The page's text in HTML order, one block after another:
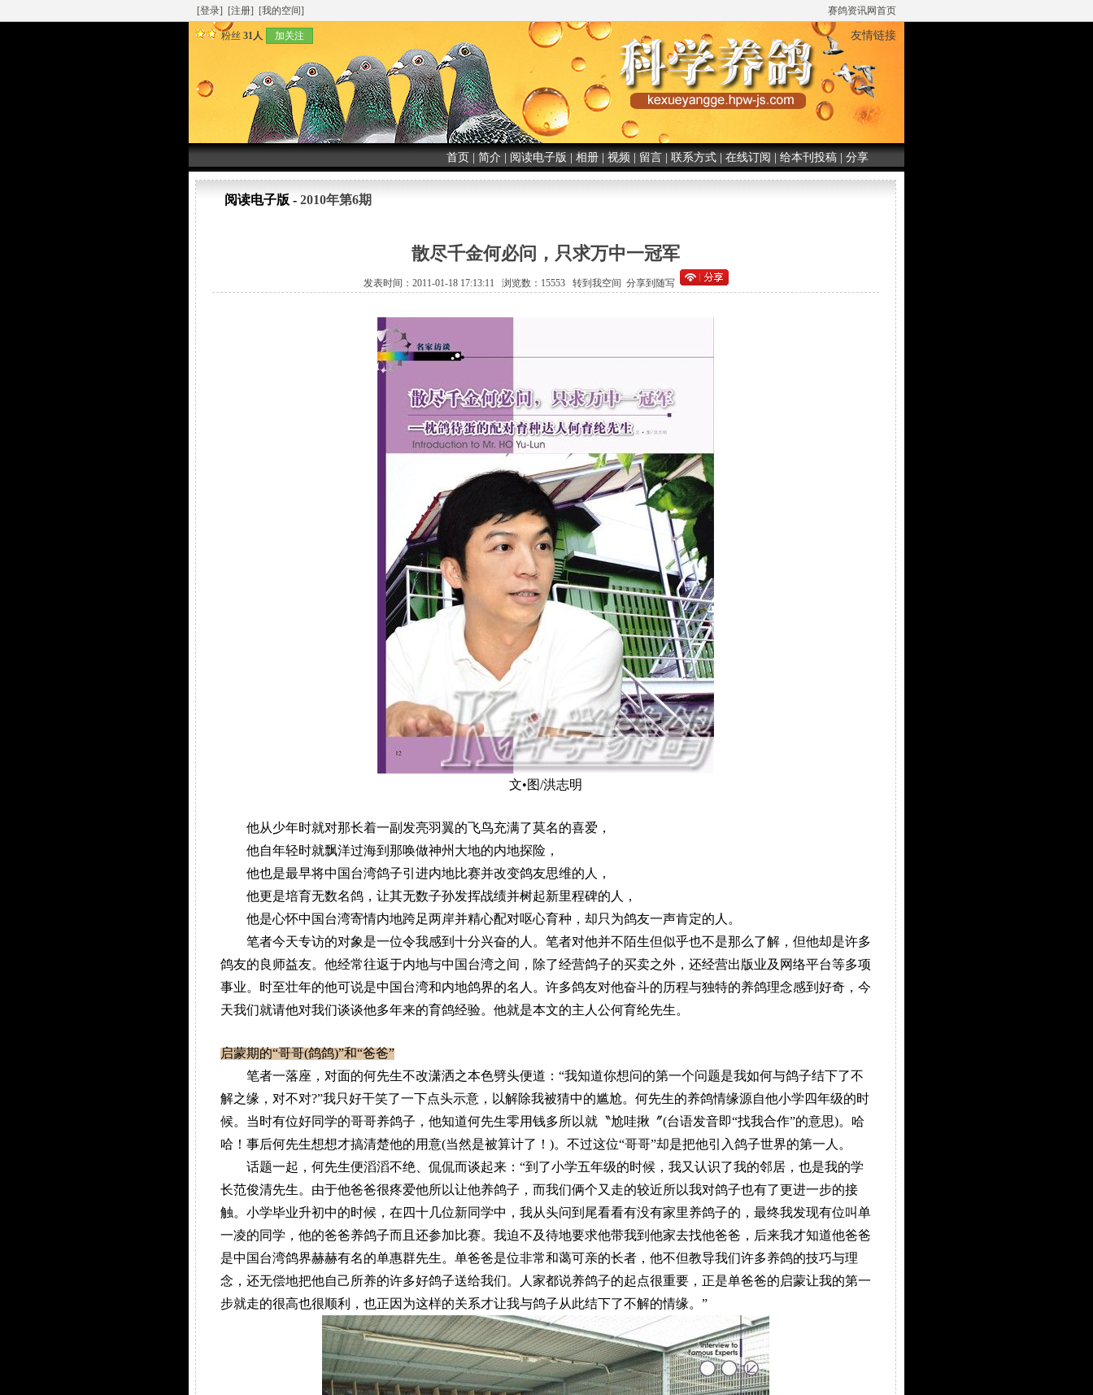
[登录] [注册] [我的空间] 赛鸽资讯网首页
粉丝 31人 加关注 友情链接
首页 简介 阅读电子版 相册 视频 留言 联系方式 在线订阅 给本刊投稿 分享
阅读电子版 - 2010年第6期
散尽千金何必问，只求万中一冠军
发表时间：2011-01-18 17:13:11 浏览数：15553 转到我空间 分享到随写
文•图/洪志明
他从少年时就对那长着一副发亮羽翼的飞鸟充满了莫名的喜爱，
他自年轻时就飘洋过海到那唤做神州大地的内地探险，
他也是最早将中国台湾鸽子引进内地比赛并改变鸽友思维的人，
他更是培育无数名鸽，让其无数子孙发挥战绩并树起新里程碑的人，
他是心怀中国台湾寄情内地跨足两岸并精心配对呕心育种，却只为鸽友一声肯定的人。
笔者今天专访的对象是一位令我感到十分兴奋的人。笔者对他并不陌生但似乎也不是那么了解，但他却是许多
鸽友的良师益友。他经常往返于内地与中国台湾之间，除了经营鸽子的买卖之外，还经营出版业及网络平台等多项
事业。时至壮年的他可说是中国台湾和内地鸽界的名人。许多鸽友对他奋斗的历程与独特的养鸽理念感到好奇，今
天我们就请他对我们谈谈他多年来的育鸽经验。他就是本文的主人公何育纶先生。
启蒙期的“哥哥(鸽鸽)”和“爸爸”
笔者一落座，对面的何先生不改潇洒之本色劈头便道：“我知道你想问的第一个问题是我如何与鸽子结下了不
解之缘，对不对?”我只好干笑了一下点头示意，以解除我被猜中的尴尬。何先生的养鸽情缘源自他小学四年级的时
候。当时有位好同学的哥哥养鸽子，他知道何先生零用钱多所以就〝尬哇揪〞(台语发音即“找我合作”的意思)。哈
哈！事后何先生想想才搞清楚他的用意(当然是被算计了！)。不过这位“哥哥”却是把他引入鸽子世界的第一人。
话题一起，何先生便滔滔不绝、侃侃而谈起来：“到了小学五年级的时候，我又认识了我的邻居，也是我的学
长范俊清先生。由于他爸爸很疼爱他所以让他养鸽子，而我们俩个又走的较近所以我对鸽子也有了更进一步的接
触。小学毕业升初中的时候，在四十几位新同学中，我从头问到尾看看有没有家里养鸽子的，最终我发现有位叫单
一凌的同学，他的爸爸养鸽子而且还参加比赛。我迫不及待地要求他带我到他家去找他爸爸，后来我才知道他爸爸
是中国台湾鸽界赫赫有名的单惠群先生。单爸爸是位非常和蔼可亲的长者，他不但教导我们许多养鸽的技巧与理
念，还无偿地把他自己所养的许多好鸽子送给我们。人家都说养鸽子的起点很重要，正是单爸爸的启蒙让我的第一
步就走的很高也很顺利，也正因为这样的关系才让我与鸽子从此结下了不解的情缘。”